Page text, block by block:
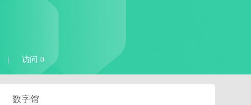
| 访问 0
数字馆